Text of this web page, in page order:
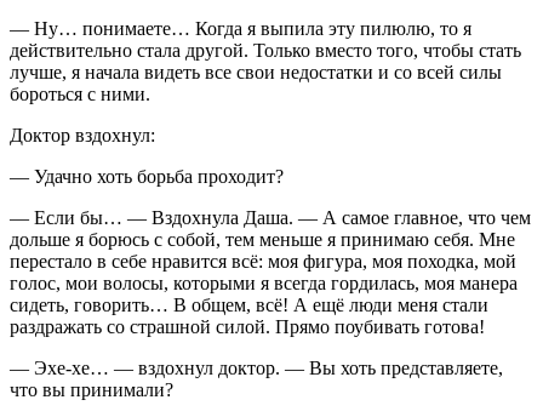
— Ну… понимаете… Когда я выпила эту пилюлю, то я
действительно стала другой. Только вместо того, чтобы стать
лучше, я начала видеть все свои недостатки и со всей силы
бороться с ними.
Доктор вздохнул:
— Удачно хоть борьба проходит?
— Если бы… — Вздохнула Даша. — А самое главное, что чем
дольше я борюсь с собой, тем меньше я принимаю себя. Мне
перестало в себе нравится всё: моя фигура, моя походка, мой
голос, мои волосы, которыми я всегда гордилась, моя манера
сидеть, говорить… В общем, всё! А ещё люди меня стали
раздражать со страшной силой. Прямо поубивать готова!
— Эхе-хе… — вздохнул доктор. — Вы хоть представляете,
что вы принимали?